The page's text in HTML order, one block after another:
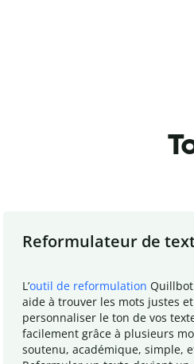
Reformulateur de
L ’outil de reformulation
aide à trouver les mots justes
personnaliser le ton de vos
facilement grâce à plusieurs
soutenu, académique, simple,